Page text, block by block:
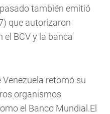
también emitió
que autorizaron
BCV y la banca
retomó su
organismos
el Banco Mundial.El